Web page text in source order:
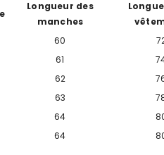
Longueur des
manches
60
61
62
63
64
64